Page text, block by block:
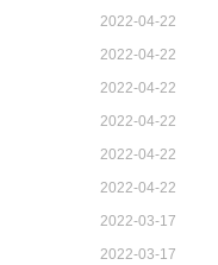
2022-04-22
2022-04-22
2022-04-22
2022-04-22
2022-04-22
2022-04-22
2022-03-17
2022-03-17